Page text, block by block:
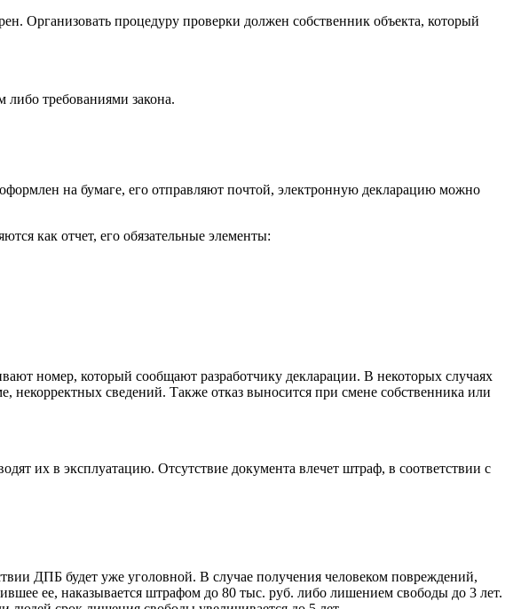
Организовать процедуру проверки должен собственник объекта, который
требованиями закона.
на бумаге, его отправляют почтой, электронную декларацию можно
как отчет, его обязательные элементы:
номер, который сообщают разработчику декларации. В некоторых случаях
некорректных сведений. Также отказ выносится при смене собственника или
их в эксплуатацию. Отсутствие документа влечет штраф, в соответствии с
ДПБ будет уже уголовной. В случае получения человеком повреждений,
ее, наказывается штрафом до 80 тыс. руб. либо лишением свободы до 3 лет.